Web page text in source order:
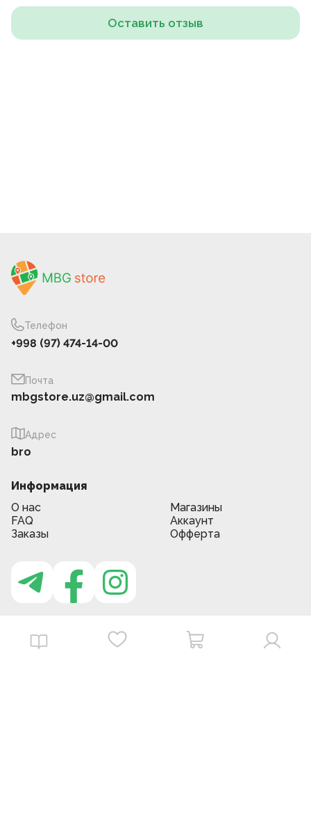
Оставить отзыв
Телефон
+998 (97) 474-14-00
Почта
mbgstore.uz@gmail.com
Адрес
bro
Информация
О нас
Магазины
FAQ
Аккаунт
Заказы
Офферта
Приложение MBG store